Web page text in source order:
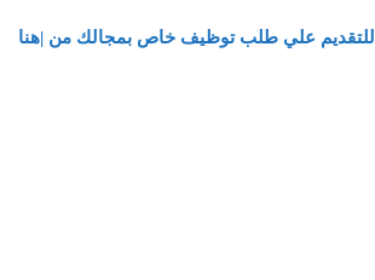
للتقديم علي طلب توظيف خاص بمجالك من |هنا